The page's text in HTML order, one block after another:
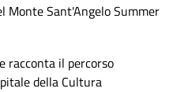
Monte Sant'Angelo Summer
racconta il percorso
della Cultura